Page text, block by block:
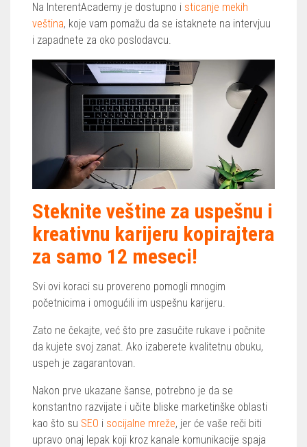
Na InterentAcademy je dostupno i sticanje mekih
veština, koje vam pomažu da se istaknete na intervjuu
i zapadnete za oko poslodavcu.
Steknite veštine za uspešnu i
kreativnu karijeru kopirajtera
za samo 12 meseci!
Svi ovi koraci su provereno pomogli mnogim
početnicima i omogućili im uspešnu karijeru.
Zato ne čekajte, već što pre zasučite rukave i počnite
da kujete svoj zanat. Ako izaberete kvalitetnu obuku,
uspeh je zagarantovan.
Nakon prve ukazane šanse, potrebno je da se
konstantno razvijate i učite bliske marketinške oblasti
kao što su SEO i socijalne mreže, jer će vaše reči biti
upravo onaj lepak koji kroz kanale komunikacije spaja